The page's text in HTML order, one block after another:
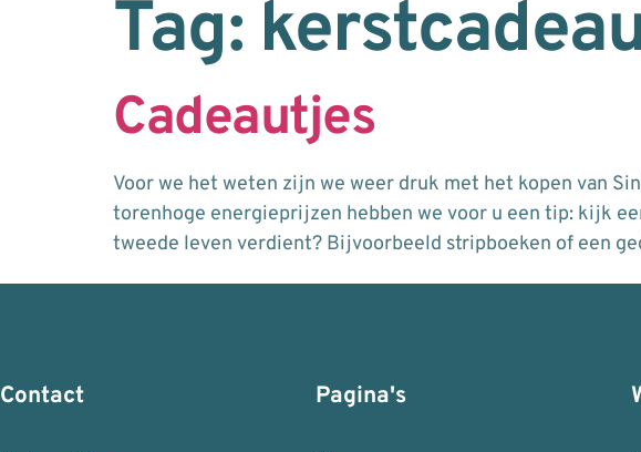
Tag:
Cadeautjes
Voor we het weten zijn we weer druk met het kopen van
torenhoge energieprijzen hebben we voor u een tip: kijk
tweede leven verdient? Bijvoorbeeld stripboeken of een
Contact Pagina's